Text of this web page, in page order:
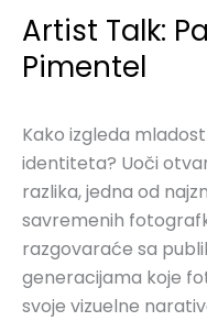
Artist Talk:
Pimentel
Kako izgleda
identiteta? Uoči
razlika, jedna od
savremenih
razgovaraće sa
generacijama koje
svoje vizuelne